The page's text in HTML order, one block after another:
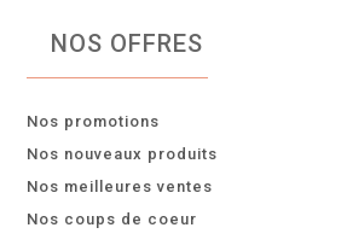
NOS OFFRES
Nos promotions
Nos nouveaux produits
Nos meilleures ventes
Nos coups de coeur